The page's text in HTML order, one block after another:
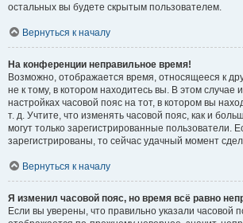
остальных вы будете скрытым пользователем.
Вернуться к началу
На конференции неправильное время!
Возможно, отображается время, относящееся к
не к тому, в котором находитесь вы. В этом случае
настройках часовой пояс на тот, в котором вы
т. д. Учтите, что изменять часовой пояс, как и
могут только зарегистрированные пользователи.
зарегистрированы, то сейчас удачный момент
Вернуться к началу
Я изменил часовой пояс, но время всё равно
Если вы уверены, что правильно указали часовой